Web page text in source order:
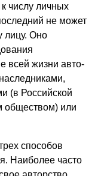
числу личных
не может
лицу. Оно
всей жизни авто­
(в Российской
обществом) или
способов
Наиболее часто